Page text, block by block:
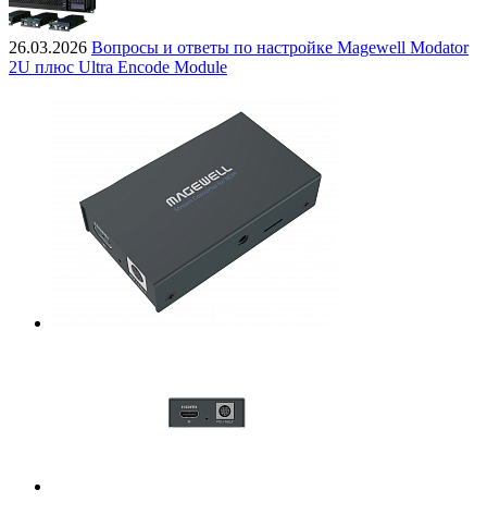
26.03.2026 Вопросы и ответы по настройке Magewell Modator
2U плюс Ultra Encode Module